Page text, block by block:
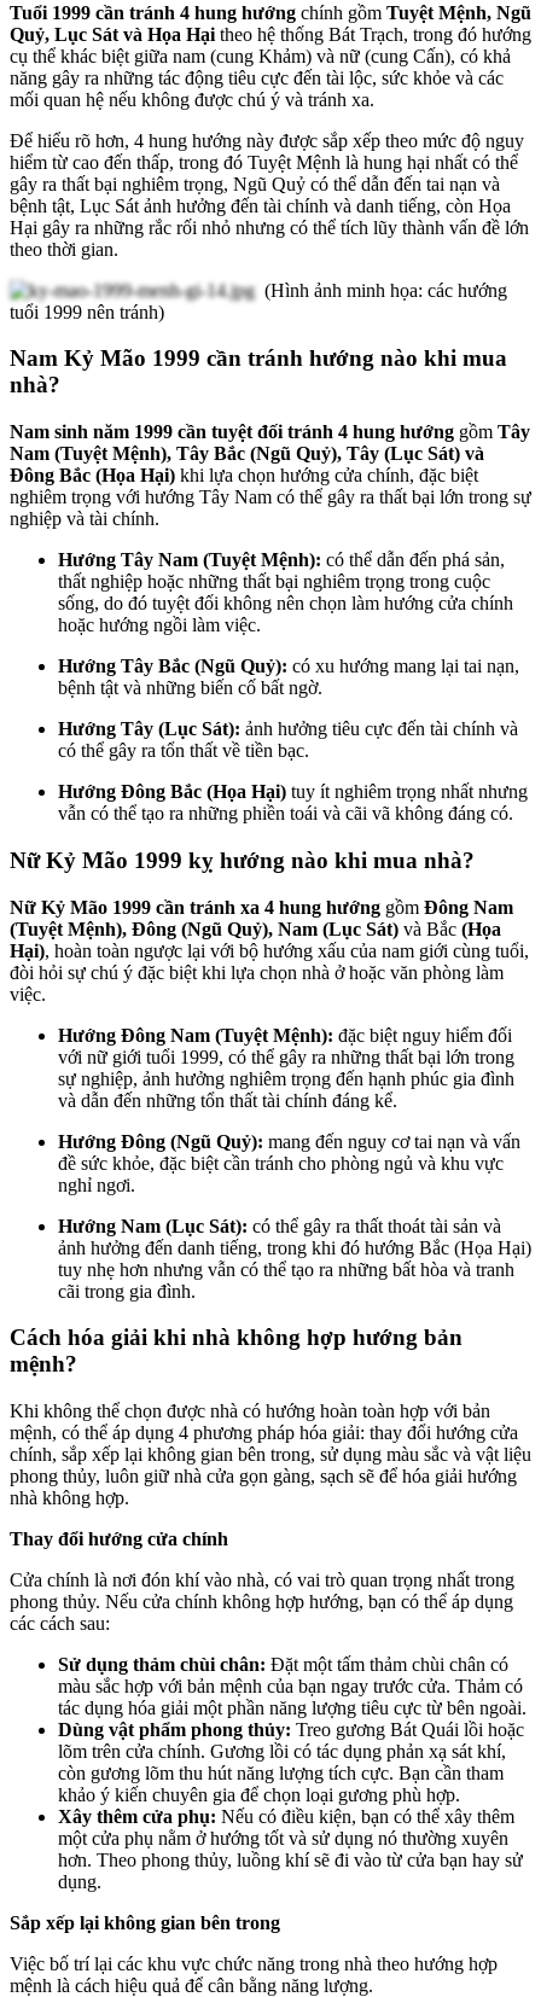
Tuổi 1999 cần tránh 4 hung hướng chính gồm Tuyệt Mệnh, Ngũ
Quỷ, Lục Sát và Họa Hại theo hệ thống Bát Trạch, trong đó hướng
cụ thể khác biệt giữa nam (cung Khảm) và nữ (cung Cấn), có khả
năng gây ra những tác động tiêu cực đến tài lộc, sức khỏe và các
mối quan hệ nếu không được chú ý và tránh xa.
Để hiểu rõ hơn, 4 hung hướng này được sắp xếp theo mức độ nguy
hiểm từ cao đến thấp, trong đó Tuyệt Mệnh là hung hại nhất có thể
gây ra thất bại nghiêm trọng, Ngũ Quỷ có thể dẫn đến tai nạn và
bệnh tật, Lục Sát ảnh hưởng đến tài chính và danh tiếng, còn Họa
Hại gây ra những rắc rối nhỏ nhưng có thể tích lũy thành vấn đề lớn
theo thời gian.
(Hình ảnh minh họa: các hướng
tuổi 1999 nên tránh)
Nam Kỷ Mão 1999 cần tránh hướng nào khi mua
nhà?
Nam sinh năm 1999 cần tuyệt đối tránh 4 hung hướng gồm Tây
Nam (Tuyệt Mệnh), Tây Bắc (Ngũ Quỷ), Tây (Lục Sát) và
Đông Bắc (Họa Hại) khi lựa chọn hướng cửa chính, đặc biệt
nghiêm trọng với hướng Tây Nam có thể gây ra thất bại lớn trong sự
nghiệp và tài chính.
Hướng Tây Nam (Tuyệt Mệnh): có thể dẫn đến phá sản,
thất nghiệp hoặc những thất bại nghiêm trọng trong cuộc
sống, do đó tuyệt đối không nên chọn làm hướng cửa chính
hoặc hướng ngồi làm việc.
Hướng Tây Bắc (Ngũ Quỷ): có xu hướng mang lại tai nạn,
bệnh tật và những biến cố bất ngờ.
Hướng Tây (Lục Sát): ảnh hưởng tiêu cực đến tài chính và
có thể gây ra tổn thất về tiền bạc.
Hướng Đông Bắc (Họa Hại) tuy ít nghiêm trọng nhất nhưng
vẫn có thể tạo ra những phiền toái và cãi vã không đáng có.
Nữ Kỷ Mão 1999 kỵ hướng nào khi mua nhà?
Nữ Kỷ Mão 1999 cần tránh xa 4 hung hướng gồm Đông Nam
(Tuyệt Mệnh), Đông (Ngũ Quỷ), Nam (Lục Sát) và Bắc (Họa
Hại), hoàn toàn ngược lại với bộ hướng xấu của nam giới cùng tuổi,
đòi hỏi sự chú ý đặc biệt khi lựa chọn nhà ở hoặc văn phòng làm
việc.
Hướng Đông Nam (Tuyệt Mệnh): đặc biệt nguy hiểm đối
với nữ giới tuổi 1999, có thể gây ra những thất bại lớn trong
sự nghiệp, ảnh hưởng nghiêm trọng đến hạnh phúc gia đình
và dẫn đến những tổn thất tài chính đáng kể.
Hướng Đông (Ngũ Quỷ): mang đến nguy cơ tai nạn và vấn
đề sức khỏe, đặc biệt cần tránh cho phòng ngủ và khu vực
nghỉ ngơi.
Hướng Nam (Lục Sát): có thể gây ra thất thoát tài sản và
ảnh hưởng đến danh tiếng, trong khi đó hướng Bắc (Họa Hại)
tuy nhẹ hơn nhưng vẫn có thể tạo ra những bất hòa và tranh
cãi trong gia đình.
Cách hóa giải khi nhà không hợp hướng bản
mệnh?
Khi không thể chọn được nhà có hướng hoàn toàn hợp với bản
mệnh, có thể áp dụng 4 phương pháp hóa giải: thay đổi hướng cửa
chính, sắp xếp lại không gian bên trong, sử dụng màu sắc và vật liệu
phong thủy, luôn giữ nhà cửa gọn gàng, sạch sẽ để hóa giải hướng
nhà không hợp.
Thay đổi hướng cửa chính
Cửa chính là nơi đón khí vào nhà, có vai trò quan trọng nhất trong
phong thủy. Nếu cửa chính không hợp hướng, bạn có thể áp dụng
các cách sau:
Sử dụng thảm chùi chân: Đặt một tấm thảm chùi chân có
màu sắc hợp với bản mệnh của bạn ngay trước cửa. Thảm có
tác dụng hóa giải một phần năng lượng tiêu cực từ bên ngoài.
Dùng vật phẩm phong thủy: Treo gương Bát Quái lồi hoặc
lõm trên cửa chính. Gương lồi có tác dụng phản xạ sát khí,
còn gương lõm thu hút năng lượng tích cực. Bạn cần tham
khảo ý kiến chuyên gia để chọn loại gương phù hợp.
Xây thêm cửa phụ: Nếu có điều kiện, bạn có thể xây thêm
một cửa phụ nằm ở hướng tốt và sử dụng nó thường xuyên
hơn. Theo phong thủy, luồng khí sẽ đi vào từ cửa bạn hay sử
dụng.
Sắp xếp lại không gian bên trong
Việc bố trí lại các khu vực chức năng trong nhà theo hướng hợp
mệnh là cách hiệu quả để cân bằng năng lượng.